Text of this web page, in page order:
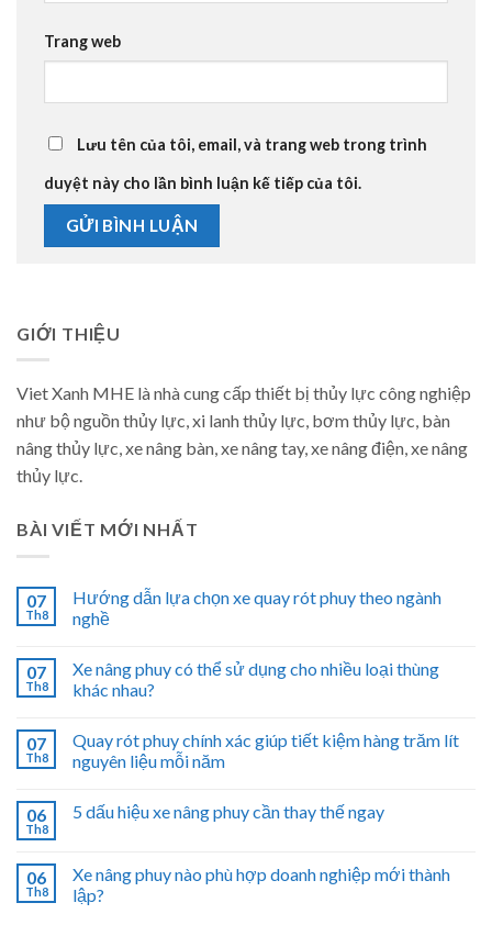
Trang web
Lưu tên của tôi, email, và trang web trong trình
duyệt này cho lần bình luận kế tiếp của tôi.
GIỚI THIỆU
Viet Xanh MHE là nhà cung cấp thiết bị thủy lực công nghiệp
như bộ nguồn thủy lực, xi lanh thủy lực, bơm thủy lực, bàn
nâng thủy lực, xe nâng bàn, xe nâng tay, xe nâng điện, xe nâng
thủy lực.
BÀI VIẾT MỚI NHẤT
07
Th8
Hướng dẫn lựa chọn xe quay rót phuy theo ngành
nghề
07
Th8
Xe nâng phuy có thể sử dụng cho nhiều loại thùng
khác nhau?
07
Th8
Quay rót phuy chính xác giúp tiết kiệm hàng trăm lít
nguyên liệu mỗi năm
06
Th8
5 dấu hiệu xe nâng phuy cần thay thế ngay
06
Th8
Xe nâng phuy nào phù hợp doanh nghiệp mới thành
lập?